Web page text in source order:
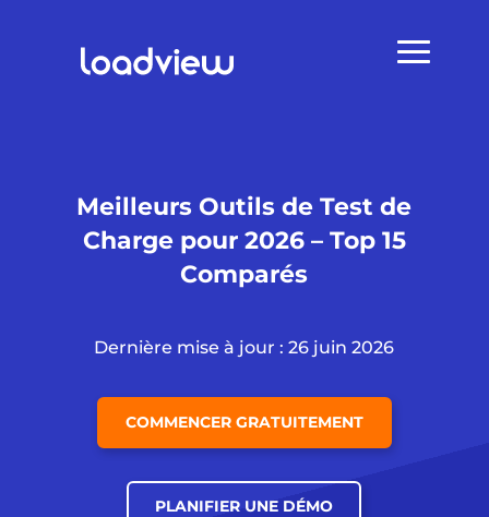
Meilleurs Outils de Test de
Charge pour 2026 – Top 15
Comparés
Dernière mise à jour : 26 juin 2026
COMMENCER GRATUITEMENT
PLANIFIER UNE DÉMO